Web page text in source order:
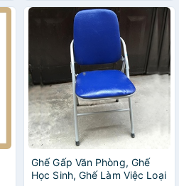
Ghế Gấp Văn Phòng, Ghế
Học Sinh, Ghế Làm Việc Loại